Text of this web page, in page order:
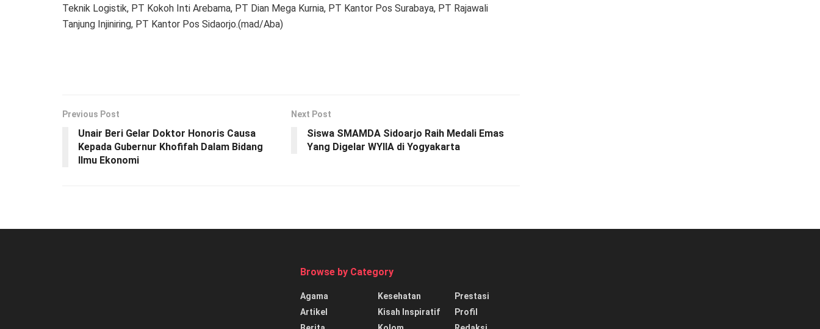
Teknik Logistik, PT Kokoh Inti Arebama, PT Dian Mega Kurnia, PT Kantor Pos Surabaya, PT Rajawali
Tanjung Injiniring, PT Kantor Pos Sidaorjo.(mad/Aba)
Previous Post
Unair Beri Gelar Doktor Honoris Causa
Kepada Gubernur Khofifah Dalam Bidang
Ilmu Ekonomi
Next Post
Siswa SMAMDA Sidoarjo Raih Medali Emas
Yang Digelar WYIIA di Yogyakarta
Browse by Category
Agama
Artikel
Kesehatan
Kisah Inspiratif
Prestasi
Profil